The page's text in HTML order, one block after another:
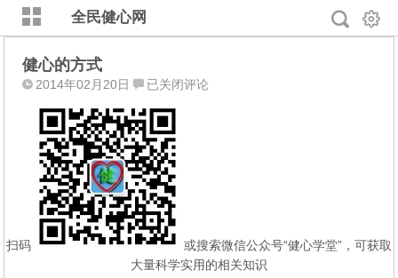
全民健心网
健心的方式
2014年02月20日
健
的
方
式
已关闭评论
扫码
或搜索微信公众号“健心学堂”，可获取
大量科学实用的相关知识